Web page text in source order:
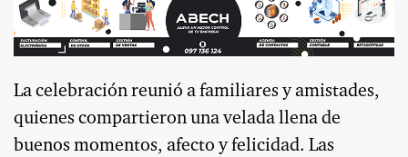
La celebración reunió a familiares y amistades,
quienes compartieron una velada llena de
buenos momentos, afecto y felicidad. Las